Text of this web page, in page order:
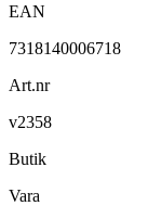
EAN
7318140006718
Art.nr
v2358
Butik
Vara